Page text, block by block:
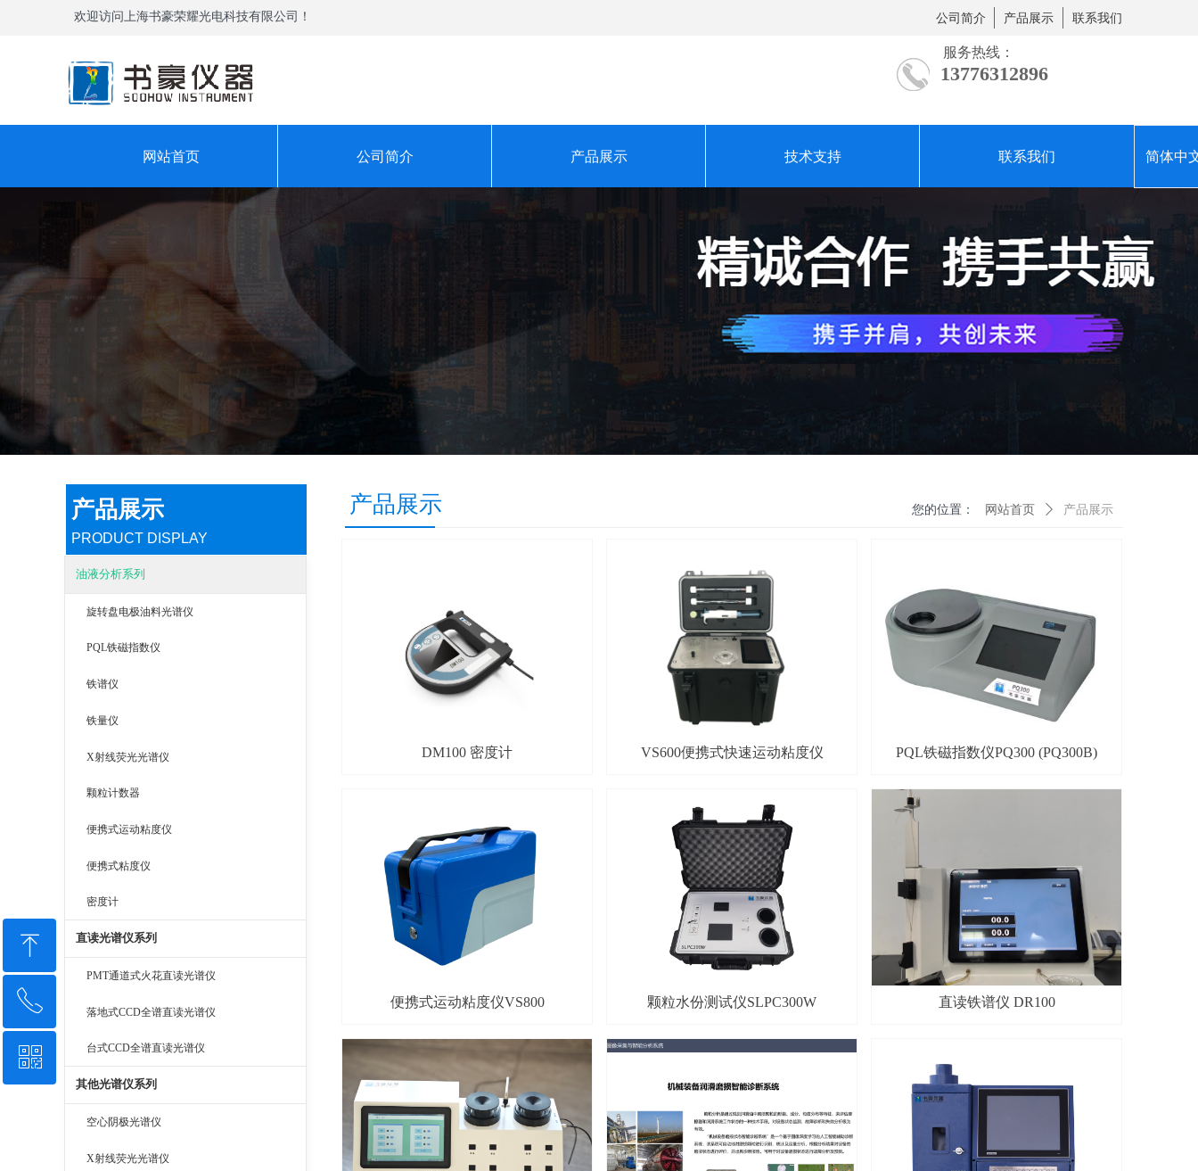
欢迎访问上海书豪荣耀光电科技有限公司！ 公司简介 产品展示 联系我们
服务热线：
13776312896
网站首页 公司简介 产品展示 技术支持 联系我们 简体中
产品展示
PRODUCT DISPLAY
油液分析系列
旋转盘电极油料光谱仪
PQL铁磁指数仪
铁谱仪
铁量仪
X射线荧光光谱仪
颗粒计数器
便携式运动粘度仪
便携式粘度仪
密度计
直读光谱仪系列
PMT通道式火花直读光谱仪
落地式CCD全谱直读光谱仪
台式CCD全谱直读光谱仪
其他光谱仪系列
空心阴极光谱仪
X射线荧光光谱仪
产品展示 您的位置： 网站首页 ꄲ 产品展示
DM100 密度计 VS600便携式快速运动粘度仪 PQL铁磁指数仪PQ300 (PQ300B)
便携式运动粘度仪VS800 颗粒水份测试仪SLPC300W 直读铁谱仪 DR100
ꁸ
回到顶部
ꂅ
13776312896
ꀥ